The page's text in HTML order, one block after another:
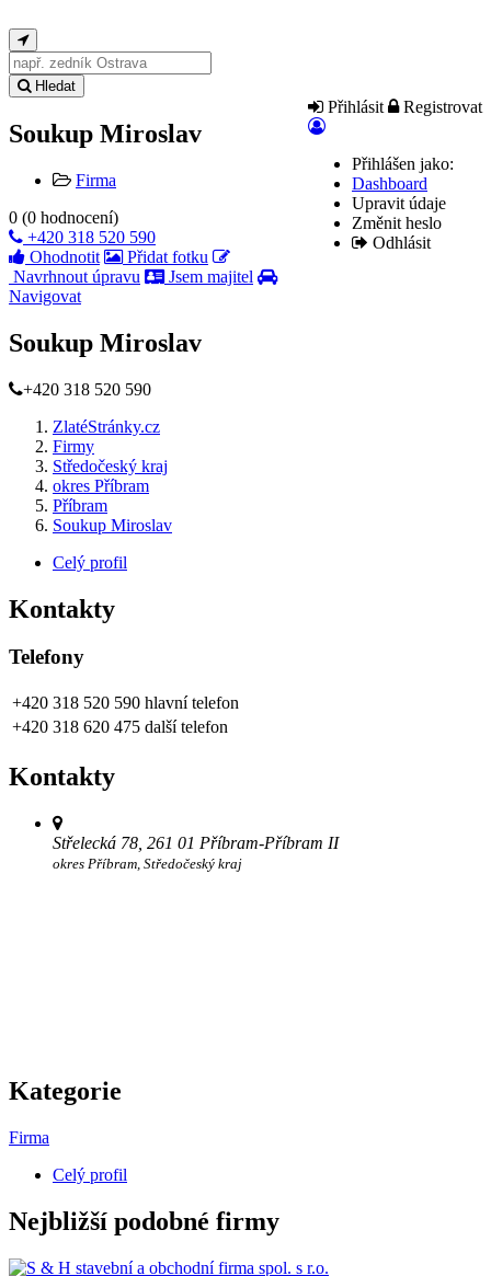
Hledat
Přihlásit Registrovat
Přihlášen jako:
Dashboard
Upravit údaje
Změnit heslo
Odhlásit
Soukup Miroslav
Firma
0 (0 hodnocení)
+420 318 520 590
Ohodnotit
Přidat fotku
Navrhnout úpravu
Jsem majitel
Navigovat
Soukup Miroslav
+420 318 520 590
ZlatéStránky.cz
Firmy
Středočeský kraj
okres Příbram
Příbram
Soukup Miroslav
Celý profil
Kontakty
Telefony
+420 318 520 590 hlavní telefon
+420 318 620 475 další telefon
Kontakty
Střelecká 78, 261 01 Příbram-Příbram II
okres Příbram, Středočeský kraj
Kategorie
Firma
Celý profil
Nejbližší podobné firmy